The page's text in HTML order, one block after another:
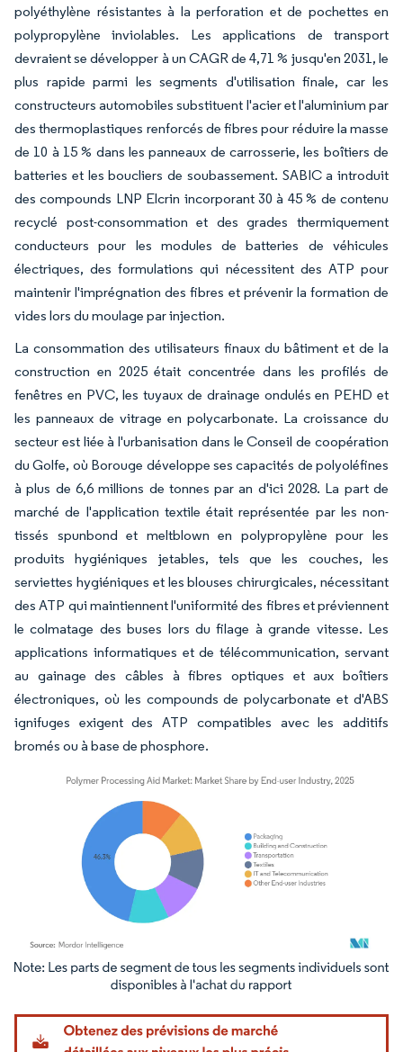
polyéthylène résistantes à la perforation et de pochettes en
polypropylène inviolables. Les applications de transport
devraient se développer à un CAGR de 4,71 % jusqu'en 2031, le
plus rapide parmi les segments d'utilisation finale, car les
constructeurs automobiles substituent l'acier et l'aluminium par
des thermoplastiques renforcés de fibres pour réduire la masse
de 10 à 15 % dans les panneaux de carrosserie, les boîtiers de
batteries et les boucliers de soubassement. SABIC a introduit
des compounds LNP Elcrin incorporant 30 à 45 % de contenu
recyclé post-consommation et des grades thermiquement
conducteurs pour les modules de batteries de véhicules
électriques, des formulations qui nécessitent des ATP pour
maintenir l'imprégnation des fibres et prévenir la formation de
vides lors du moulage par injection.
La consommation des utilisateurs finaux du bâtiment et de la
construction en 2025 était concentrée dans les profilés de
fenêtres en PVC, les tuyaux de drainage ondulés en PEHD et
les panneaux de vitrage en polycarbonate. La croissance du
secteur est liée à l'urbanisation dans le Conseil de coopération
du Golfe, où Borouge développe ses capacités de polyoléfines
à plus de 6,6 millions de tonnes par an d'ici 2028. La part de
marché de l'application textile était représentée par les non-
tissés spunbond et meltblown en polypropylène pour les
produits hygiéniques jetables, tels que les couches, les
serviettes hygiéniques et les blouses chirurgicales, nécessitant
des ATP qui maintiennent l'uniformité des fibres et préviennent
le colmatage des buses lors du filage à grande vitesse. Les
applications informatiques et de télécommunication, servant
au gainage des câbles à fibres optiques et aux boîtiers
électroniques, où les compounds de polycarbonate et d'ABS
ignifuges exigent des ATP compatibles avec les additifs
bromés ou à base de phosphore.
Image © Mordor Intelligence. La réutilisation nécessite une attribution sous CC BY